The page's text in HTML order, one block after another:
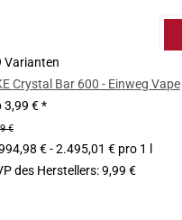
Varianten
Crystal Bar 600 - Einweg Vape
3,99 €*
€
€ - 2.495,01 € pro 1 l
des Herstellers:9,99 €